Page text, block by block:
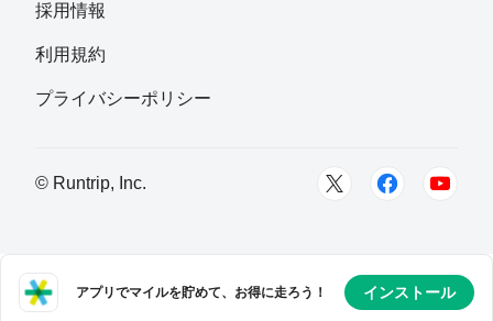
採用情報
利用規約
プライバシーポリシー
© Runtrip, Inc.
アプリでマイルを貯めて、お得に走ろう！ インストール